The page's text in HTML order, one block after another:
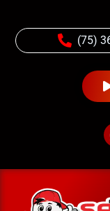
(75)